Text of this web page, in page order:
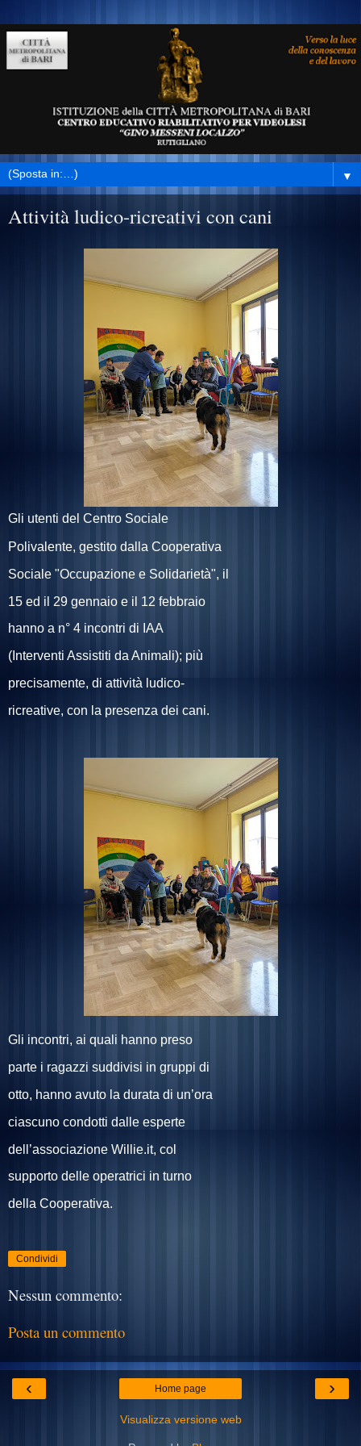
▼
Attività ludico-ricreativi con cani
Gli utenti del Centro Sociale
Polivalente, gestito dalla Cooperativa
Sociale "Occupazione e Solidarietà", il
15 ed il 29 gennaio e il 12 febbraio
hanno a n° 4 incontri di IAA
(Interventi Assistiti da Animali); più
precisamente, di attività ludico-
ricreative, con la presenza dei cani.
Gli incontri, ai quali hanno preso
parte i ragazzi suddivisi in gruppi di
otto, hanno avuto la durata di un’ora
ciascuno condotti dalle esperte
dell’associazione Willie.it, col
supporto delle operatrici in turno
della Cooperativa.
Condividi
Nessun commento:
Posta un commento
‹ ›
Home page
Visualizza versione web